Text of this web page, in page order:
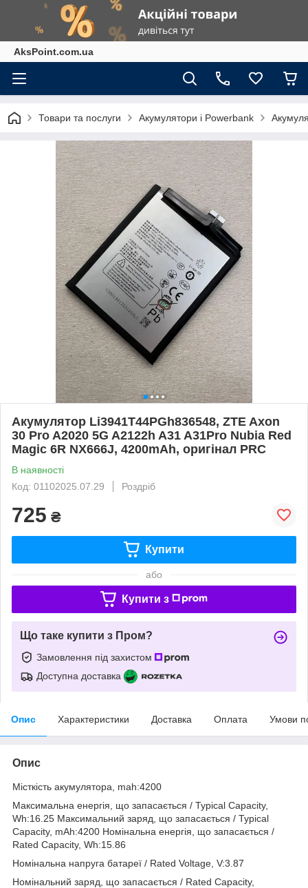
AksPoint.com.ua
Товари та послуги Акумулятори і Powerbank
Акумулятор Li3941T44PGh836548, ZTE Axon
30 Pro A2020 5G A2122h A31 A31Pro Nubia Red
Magic 6R NX666J, 4200mAh, оригінал PRC
В наявності
Код: 01102025.07.29
Роздріб
725 ₴
Купити
або
Купити з
Що таке купити з Пром?
Замовлення під захистом
Доступна доставка
Опис Характеристики Доставка Оплата Умови
Опис
Місткість акумулятора, mah:4200
Максимальна енергія, що запасається / Typical Capacity,
Wh:16.25 Максимальний заряд, що запасається / Typical
Capacity, mAh:4200 Номінальна енергія, що запасається /
Rated Capacity, Wh:15.86
Номінальна напруга батареї / Rated Voltage, V:3.87
Номінальний заряд, що запасається / Rated Capacity,